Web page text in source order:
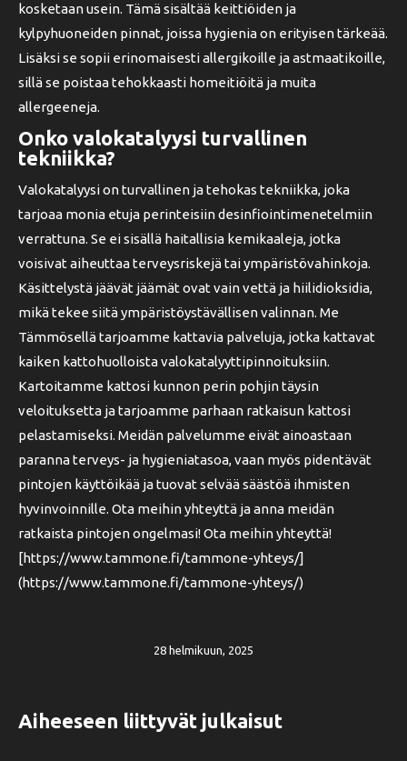
kosketaan usein. Tämä sisältää keittiöiden ja
kylpyhuoneiden pinnat, joissa hygienia on erityisen tärkeää.
Lisäksi se sopii erinomaisesti allergikoille ja astmaatikoille,
sillä se poistaa tehokkaasti homeitiöitä ja muita
allergeeneja.
Onko valokatalyysi turvallinen
tekniikka?
Valokatalyysi on turvallinen ja tehokas tekniikka, joka
tarjoaa monia etuja perinteisiin desinfiointimenetelmiin
verrattuna. Se ei sisällä haitallisia kemikaaleja, jotka
voisivat aiheuttaa terveysriskejä tai ympäristövahinkoja.
Käsittelystä jäävät jäämät ovat vain vettä ja hiilidioksidia,
mikä tekee siitä ympäristöystävällisen valinnan. Me
Tämmösellä tarjoamme kattavia palveluja, jotka kattavat
kaiken kattohuolloista valokatalyyttipinnoituksiin.
Kartoitamme kattosi kunnon perin pohjin täysin
veloituksetta ja tarjoamme parhaan ratkaisun kattosi
pelastamiseksi. Meidän palvelumme eivät ainoastaan
paranna terveys- ja hygieniatasoa, vaan myös pidentävät
pintojen käyttöikää ja tuovat selvää säästöä ihmisten
hyvinvoinnille. Ota meihin yhteyttä ja anna meidän
ratkaista pintojen ongelmasi! Ota meihin yhteyttä!
[https://www.tammone.fi/tammone-yhteys/]
(https://www.tammone.fi/tammone-yhteys/)
28 helmikuun, 2025
Aiheeseen liittyvät julkaisut